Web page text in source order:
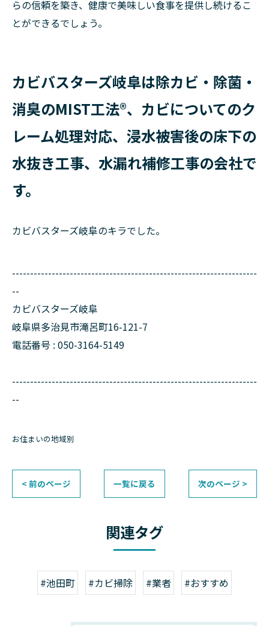
らの信頼を築き、健康で美味しい食事を提供し続けるこ
とができるでしょう。
カビバスターズ岐阜は除カビ・除菌・
消臭のMIST工法®、カビについてのク
レーム処理対応、浸水被害後の床下の
水抜き工事、水漏れ補修工事の会社で
す。
カビバスターズ岐阜のキラでした。
--------------------------------------------------------------------
--
カビバスターズ岐阜
岐阜県多治見市滝呂町16-121-7
電話番号 : 050-3164-5149
--------------------------------------------------------------------
--
お住まいの地域別
< 前のページ 一覧に戻る 次のページ >
関連タグ
#池田町 #カビ掃除 #業者 #おすすめ